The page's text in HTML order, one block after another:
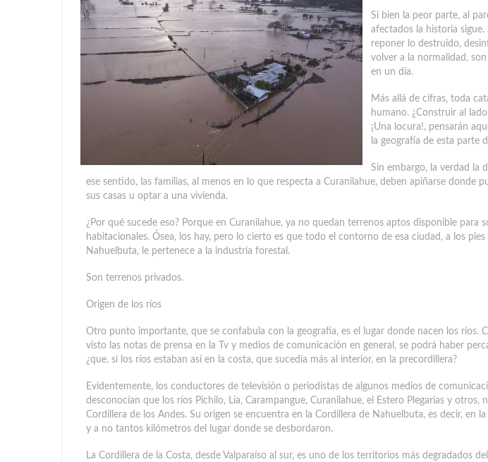
Si bien la peor parte, al
afectados la historia sigue.
reponer lo destruido,
volver a la normalidad,
en un día.
Más allá de cifras, toda
humano. ¿Construir al
¡Una locura!, pensarán
la geografía de esta parte
Sin embargo, la verdad la
ese sentido, las familias, al menos en lo que respecta a Curanilahue, deben apiñarse donde
sus casas u optar a una vivienda.
¿Por qué sucede eso? Porque en Curanilahue, ya no quedan terrenos aptos disponible para
habitacionales. Ósea, los hay, pero lo cierto es que todo el contorno de esa ciudad, a los
Nahuelbuta, le pertenece a la industria forestal.
Son terrenos privados.
Origen de los ríos
Otro punto importante, que se confabula con la geografía, es el lugar donde nacen los ríos.
visto las notas de prensa en la Tv y medios de comunicación en general, se podrá haber
¿que, si los ríos estaban así en la costa, que sucedía más al interior, en la precordillera?
Evidentemente, los conductores de televisión o periodistas de algunos medios de
desconocían que los ríos Pichilo, Lía, Carampangue, Curanilahue, el Estero Plegarias y otros,
Cordillera de los Andes. Su origen se encuentra en la Cordillera de Nahuelbuta, es decir, en
y a no tantos kilómetros del lugar donde se desbordaron.
La Cordillera de la Costa, desde Valparaíso al sur, es uno de los territorios más degradados